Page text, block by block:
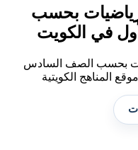
بحسب
في الكويت
بحسب الصف السادس
المناهج الكويتية